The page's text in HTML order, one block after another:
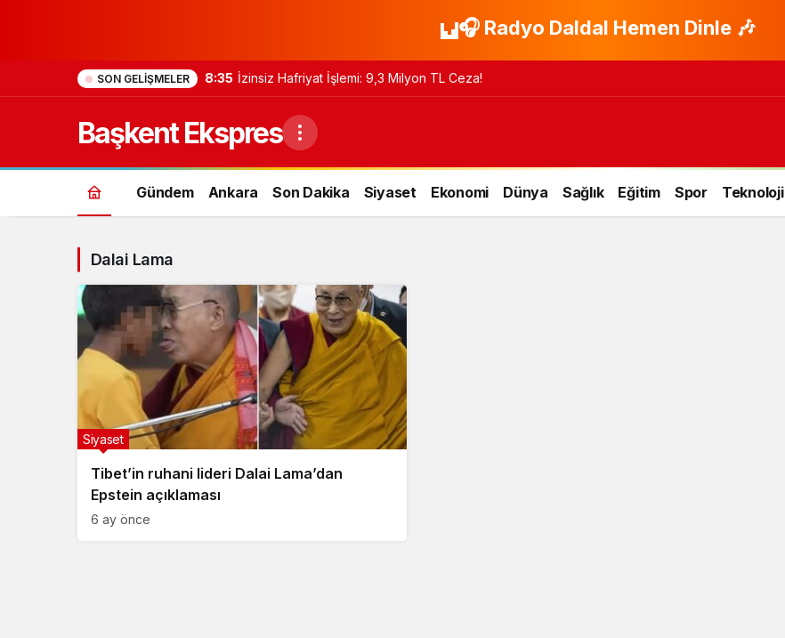
🎧 Radyo Daldal Hemen Dinle 🎶
SON GELIŞMELER 8:35 İzinsiz Hafriyat İşlemi: 9,3 Milyon TL Ceza!
Başkent Ekspres
Gündem Ankara Son Dakika Siyaset Ekonomi Dünya Sağlık Eğitim Spor Teknoloji
Dalai Lama
Tibet’in ruhani lideri Dalai Lama’dan
Epstein açıklaması
Siyaset
6 ay önce